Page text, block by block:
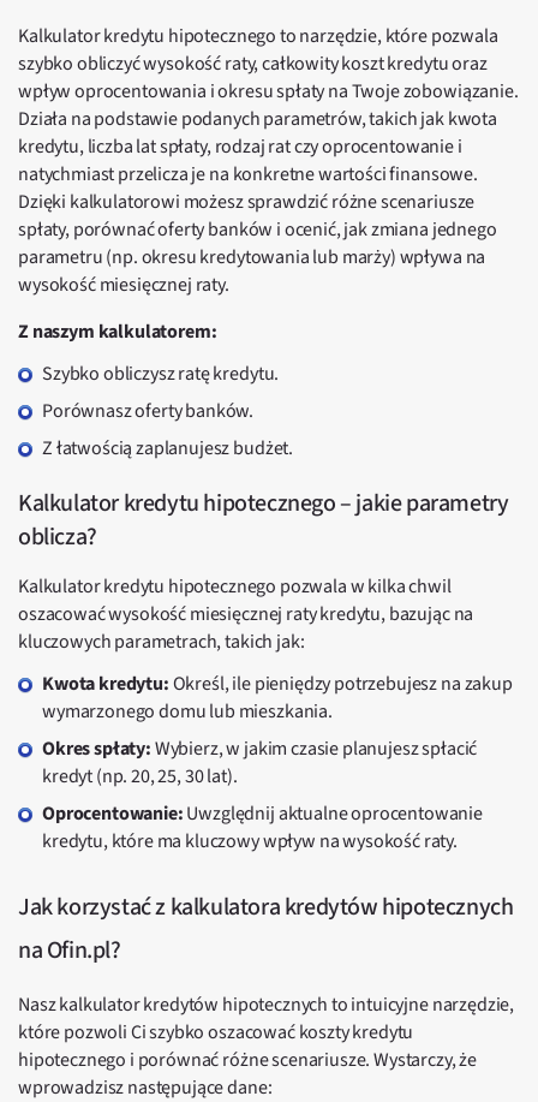
Kalkulator kredytu hipotecznego to narzędzie, które pozwala
szybko obliczyć wysokość raty, całkowity koszt kredytu oraz
wpływ oprocentowania i okresu spłaty na Twoje zobowiązanie.
Działa na podstawie podanych parametrów, takich jak kwota
kredytu, liczba lat spłaty, rodzaj rat czy oprocentowanie i
natychmiast przelicza je na konkretne wartości finansowe.
Dzięki kalkulatorowi możesz sprawdzić różne scenariusze
spłaty, porównać oferty banków i ocenić, jak zmiana jednego
parametru (np. okresu kredytowania lub marży) wpływa na
wysokość miesięcznej raty.
Z naszym kalkulatorem:
Szybko obliczysz ratę kredytu.
Porównasz oferty banków.
Z łatwością zaplanujesz budżet.
Kalkulator kredytu hipotecznego – jakie parametry
oblicza?
Kalkulator kredytu hipotecznego pozwala w kilka chwil
oszacować wysokość miesięcznej raty kredytu, bazując na
kluczowych parametrach, takich jak:
Kwota kredytu:Określ, ile pieniędzy potrzebujesz na zakup
wymarzonego domu lub mieszkania.
Okres spłaty:Wybierz, w jakim czasie planujesz spłacić
kredyt (np. 20, 25, 30 lat).
Oprocentowanie:Uwzględnij aktualne oprocentowanie
kredytu, które ma kluczowy wpływ na wysokość raty.
Jak korzystać z kalkulatora kredytów hipotecznych
na Ofin.pl?
Nasz kalkulator kredytów hipotecznych to intuicyjne narzędzie,
które pozwoli Ci szybko oszacować koszty kredytu
hipotecznego i porównać różne scenariusze. Wystarczy, że
wprowadzisz następujące dane: